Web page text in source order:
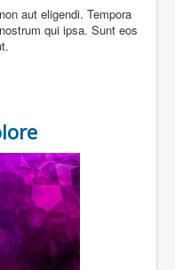
aut eligendi. Tempora
qui ipsa. Sunt eos